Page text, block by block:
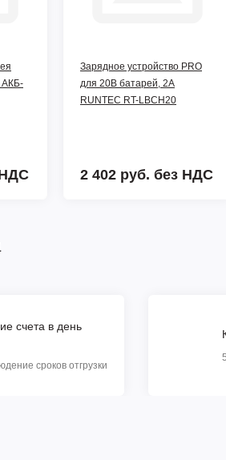
АКБ-
Зарядное устройство PRO
для 20В батарей, 2А
RUNTEC RT-LBCH20
2 402 руб. без НДС
счета в день
сроков отгрузки